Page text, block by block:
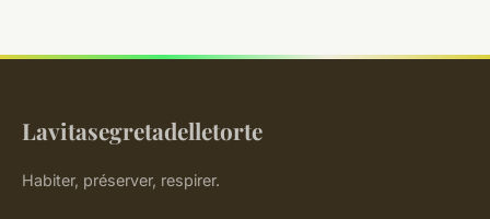
Lavitasegretadelletorte
Habiter, préserver, respirer.